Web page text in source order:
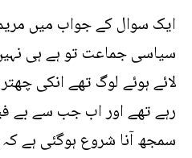
ایک سوال کے جواب میں
سیاسی جماعت تو ہے ہی
لائے ہوئے لوگ تھے انکی
رہے تھے اور اب جب سے بے
سمجھ آنا شروع ہوگئی ہے